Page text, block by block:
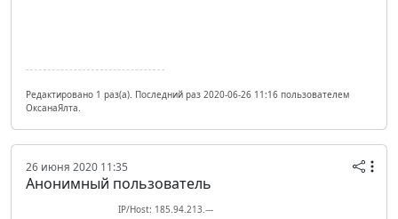
Редактировано 1 раз(а). Последний раз 2020-06-26 11:16 пользователем
ОксанаЯлта.
26 июня 2020 11:35
Анонимный пользователь
IP/Host: 185.94.213.---